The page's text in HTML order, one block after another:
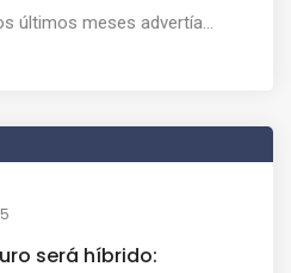
últimos meses advertía...
será híbrido: